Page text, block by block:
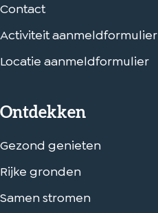
Contact
Activiteit aanmeldformulier
Locatie aanmeldformulier
Ontdekken
Gezond genieten
Rijke gronden
Samen stromen